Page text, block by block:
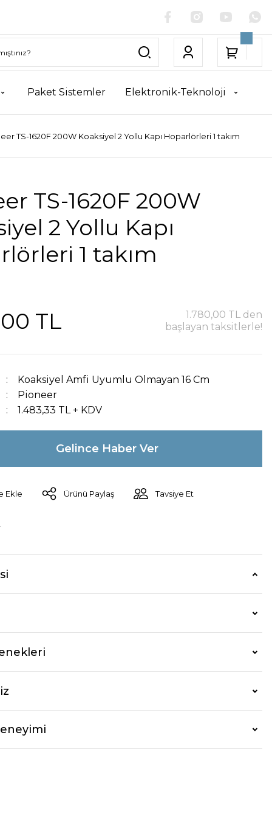
Paket Sistemler Elektronik-Teknoloji
TS-1620F 200W Koaksiyel 2 Yollu Kapı Hoparlörleri 1 takım
TS-1620F 200W
2 Yollu Kapı
1 takım
TL
1.780,00 TL den
başlayan taksitlerle!
Koaksiyel Amfi Uyumlu Olmayan 16 Cm
Pioneer
1.483,33 TL + KDV
Gelince Haber Ver
Ürünü Paylaş Tavsiye Et